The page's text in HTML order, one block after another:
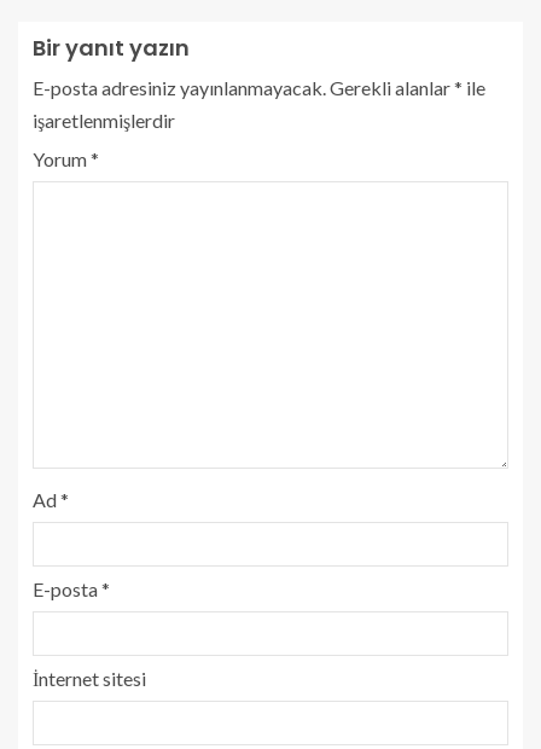
Bir yanıt yazın
E-posta adresiniz yayınlanmayacak.Gerekli alanlar* ile
işaretlenmişlerdir
Yorum*
Ad*
E-posta*
İnternet sitesi